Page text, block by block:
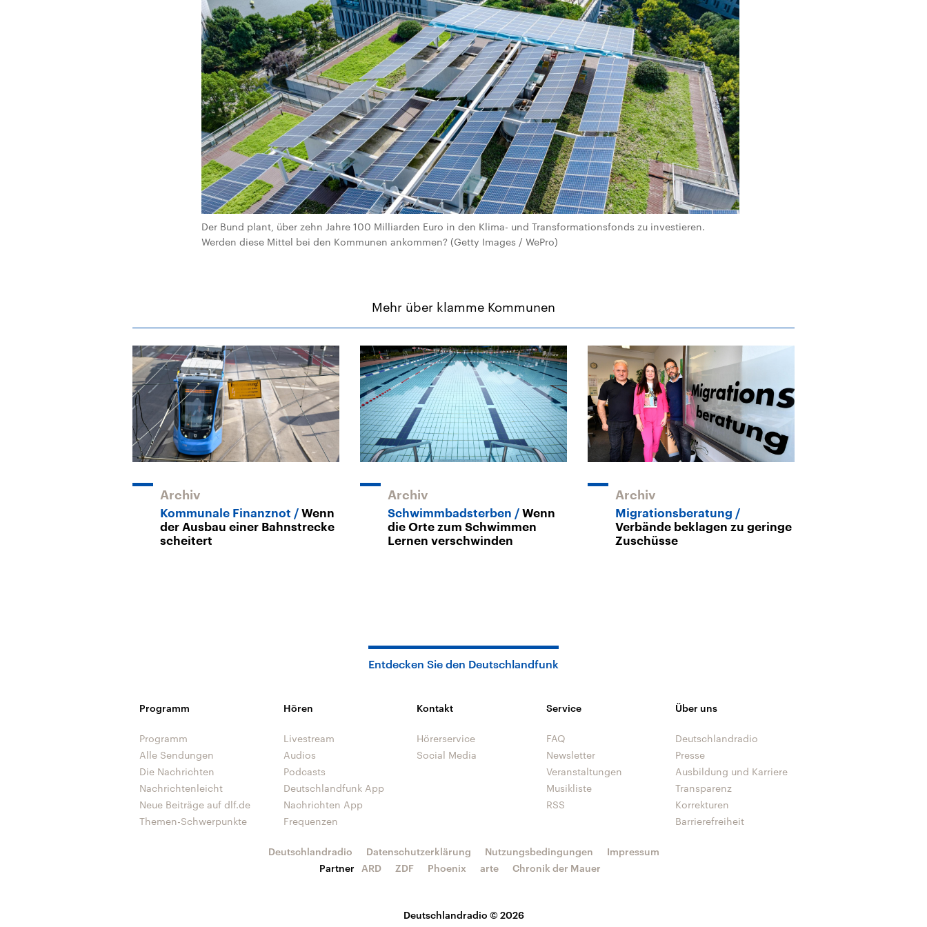
Der Bund plant, über zehn Jahre 100 Milliarden Euro in den Klima- und Transformationsfonds zu investieren.
Werden diese Mittel bei den Kommunen ankommen? (Getty Images / WePro)
Mehr über klamme Kommunen
Archiv
Kommunale Finanznot
Wenn
der Ausbau einer Bahnstrecke
scheitert
Archiv
Schwimmbadsterben
Wenn
die Orte zum Schwimmen
Lernen verschwinden
Archiv
Migrationsberatung
Verbände beklagen zu geringe
Zuschüsse
Entdecken Sie den Deutschlandfunk
Programm
Programm
Alle Sendungen
Die Nachrichten
Nachrichtenleicht
Neue Beiträge auf dlf.de
Themen-Schwerpunkte
Hören
Livestream
Audios
Podcasts
Deutschlandfunk App
Nachrichten App
Frequenzen
Kontakt
Hörerservice
Social Media
Service
FAQ
Newsletter
Veranstaltungen
Musikliste
RSS
Über uns
Deutschlandradio
Presse
Ausbildung und Karriere
Transparenz
Korrekturen
Barrierefreiheit
Deutschlandradio © 2026
Deutschlandradio Datenschutzerklärung Nutzungsbedingungen
Impressum
Partner
ARD ZDF Phoenix arte Chronik der Mauer